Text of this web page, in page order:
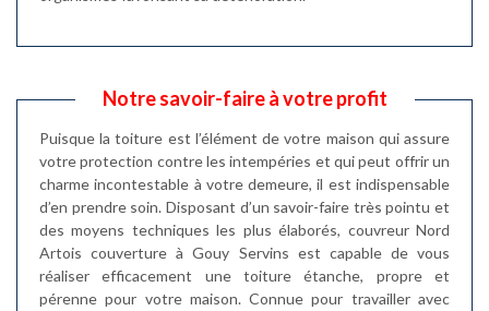
Notre savoir-faire à votre profit
Puisque la toiture est l’élément de votre maison qui assure
votre protection contre les intempéries et qui peut offrir un
charme incontestable à votre demeure, il est indispensable
d’en prendre soin. Disposant d’un savoir-faire très pointu et
des moyens techniques les plus élaborés, couvreur Nord
Artois couverture à Gouy Servins est capable de vous
réaliser efficacement une toiture étanche, propre et
pérenne pour votre maison. Connue pour travailler avec